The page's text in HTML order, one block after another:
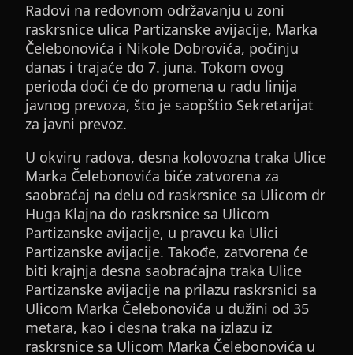
Radovi na redovnom održavanju u zoni
raskrsnice ulica Partizanske avijacije, Marka
Čelebonovića i Nikole Dobrovića, počinju
danas i trajaće do 7. juna. Tokom ovog
perioda doći će do promena u radu linija
javnog prevoza, što je saopštio Sekretarijat
za javni prevoz.
U okviru radova, desna kolovozna traka Ulice
Marka Čelebonovića biće zatvorena za
saobraćaj na delu od raskrsnice sa Ulicom dr
Huga Klajna do raskrsnice sa Ulicom
Partizanske avijacije, u pravcu ka Ulici
Partizanske avijacije. Takođe, zatvorena će
biti krajnja desna saobraćajna traka Ulice
Partizanske avijacije na prilazu raskrsnici sa
Ulicom Marka Čelebonovića u dužini od 35
metara, kao i desna traka na izlazu iz
raskrsnice sa Ulicom Marka Čelebonovića u